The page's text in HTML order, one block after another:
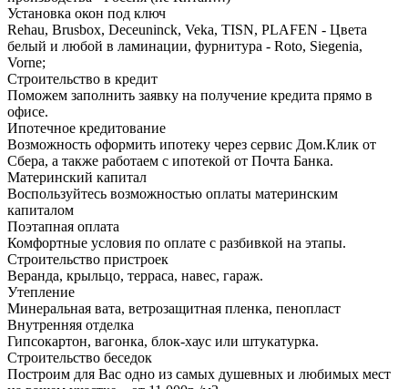
Установка окон под ключ
Rehau, Brusbox, Deceuninck, Veka, TISN, PLAFEN - Цвета
белый и любой в ламинации, фурнитура - Roto, Siegenia,
Vorne;
Строительство в кредит
Поможем заполнить заявку на получение кредита прямо в
офисе.
Ипотечное кредитование
Возможность оформить ипотеку через сервис Дом.Клик от
Сбера, а также работаем с ипотекой от Почта Банка.
Материнский капитал
Воспользуйтесь возможностью оплаты материнским
капиталом
Поэтапная оплата
Комфортные условия по оплате с разбивкой на этапы.
Строительство пристроек
Веранда, крыльцо, терраса, навес, гараж.
Утепление
Минеральная вата, ветрозащитная пленка, пенопласт
Внутренняя отделка
Гипсокартон, вагонка, блок-хаус или штукатурка.
Строительство беседок
Построим для Вас одно из самых душевных и любимых мест